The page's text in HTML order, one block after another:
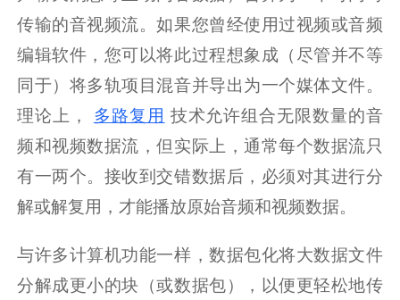
传输的音视频流。如果您曾经使用过视频或音频
编辑软件，您可以将此过程想象成（尽管并不等
同于）将多轨项目混音并导出为一个媒体文件。
理论上， 多路复用 技术允许组合无限数量的音
频和视频数据流，但实际上，通常每个数据流只
有一两个。接收到交错数据后，必须对其进行分
解或解复用，才能播放原始音频和视频数据。
与许多计算机功能一样，数据包化将大数据文件
分解成更小的块（或数据包），以便更轻松地传